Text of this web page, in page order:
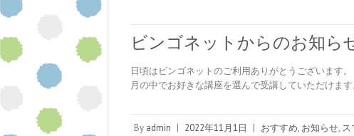
ビンゴネットからのお知ら
日頃はビンゴネットのご利用ありがとうございま
月の中でお好きな講座を選んで受講していただけま
By admin | 2022年11月1日 | おすすめ, お知らせ, ス